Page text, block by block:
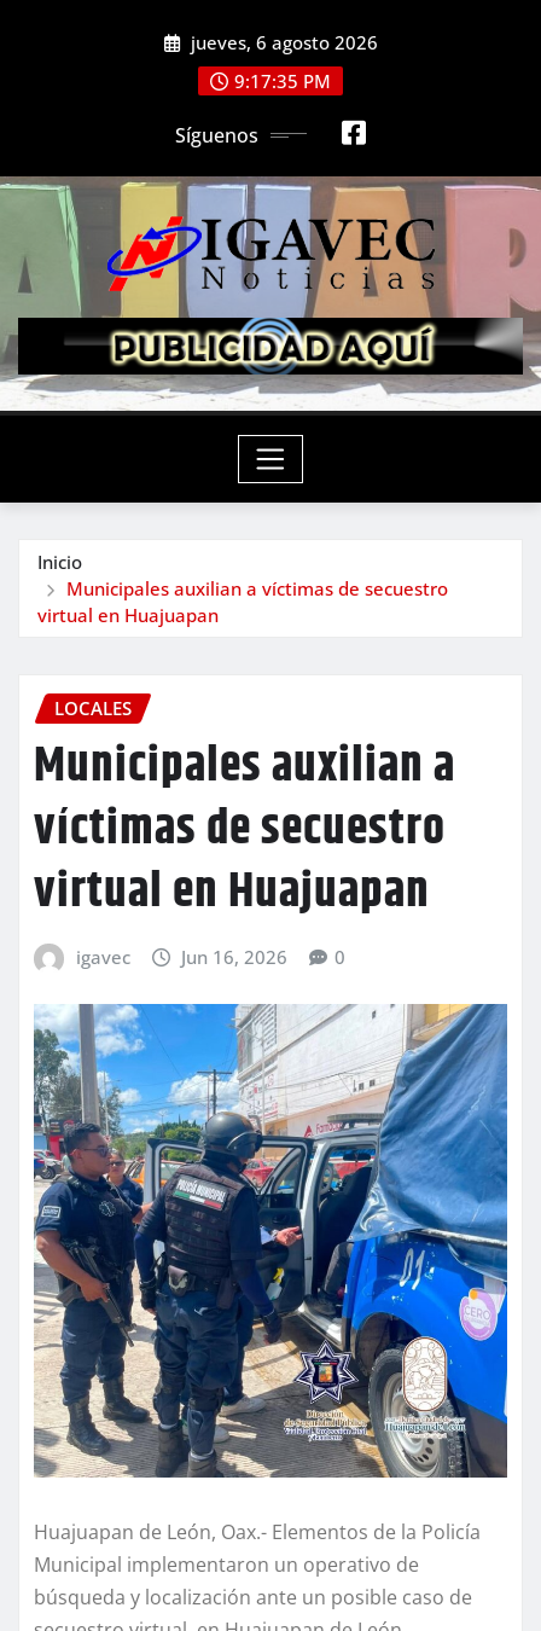
jueves, 6 agosto 2026
9:17:36 PM
Síguenos
Inicio
Municipales auxilian a víctimas de secuestro
virtual en Huajuapan
LOCALES
Municipales auxilian a
víctimas de secuestro
virtual en Huajuapan
igavec Jun 16, 2026 0
Huajuapan de León, Oax.- Elementos de la Policía
Municipal implementaron un operativo de
búsqueda y localización ante un posible caso de